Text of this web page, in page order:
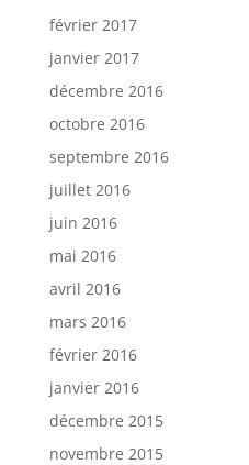
février 2017
janvier 2017
décembre 2016
octobre 2016
septembre 2016
juillet 2016
juin 2016
mai 2016
avril 2016
mars 2016
février 2016
janvier 2016
décembre 2015
novembre 2015